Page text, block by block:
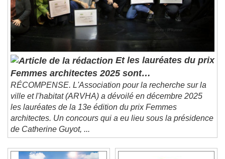
Et les lauréates du prix
Femmes architectes 2025 sont…
RÉCOMPENSE. L'Association pour la recherche sur la
ville et l'habitat (ARVHA) a dévoilé en décembre 2025
les lauréates de la 13e édition du prix Femmes
architectes. Un concours qui a eu lieu sous la présidence
de Catherine Guyot, ...